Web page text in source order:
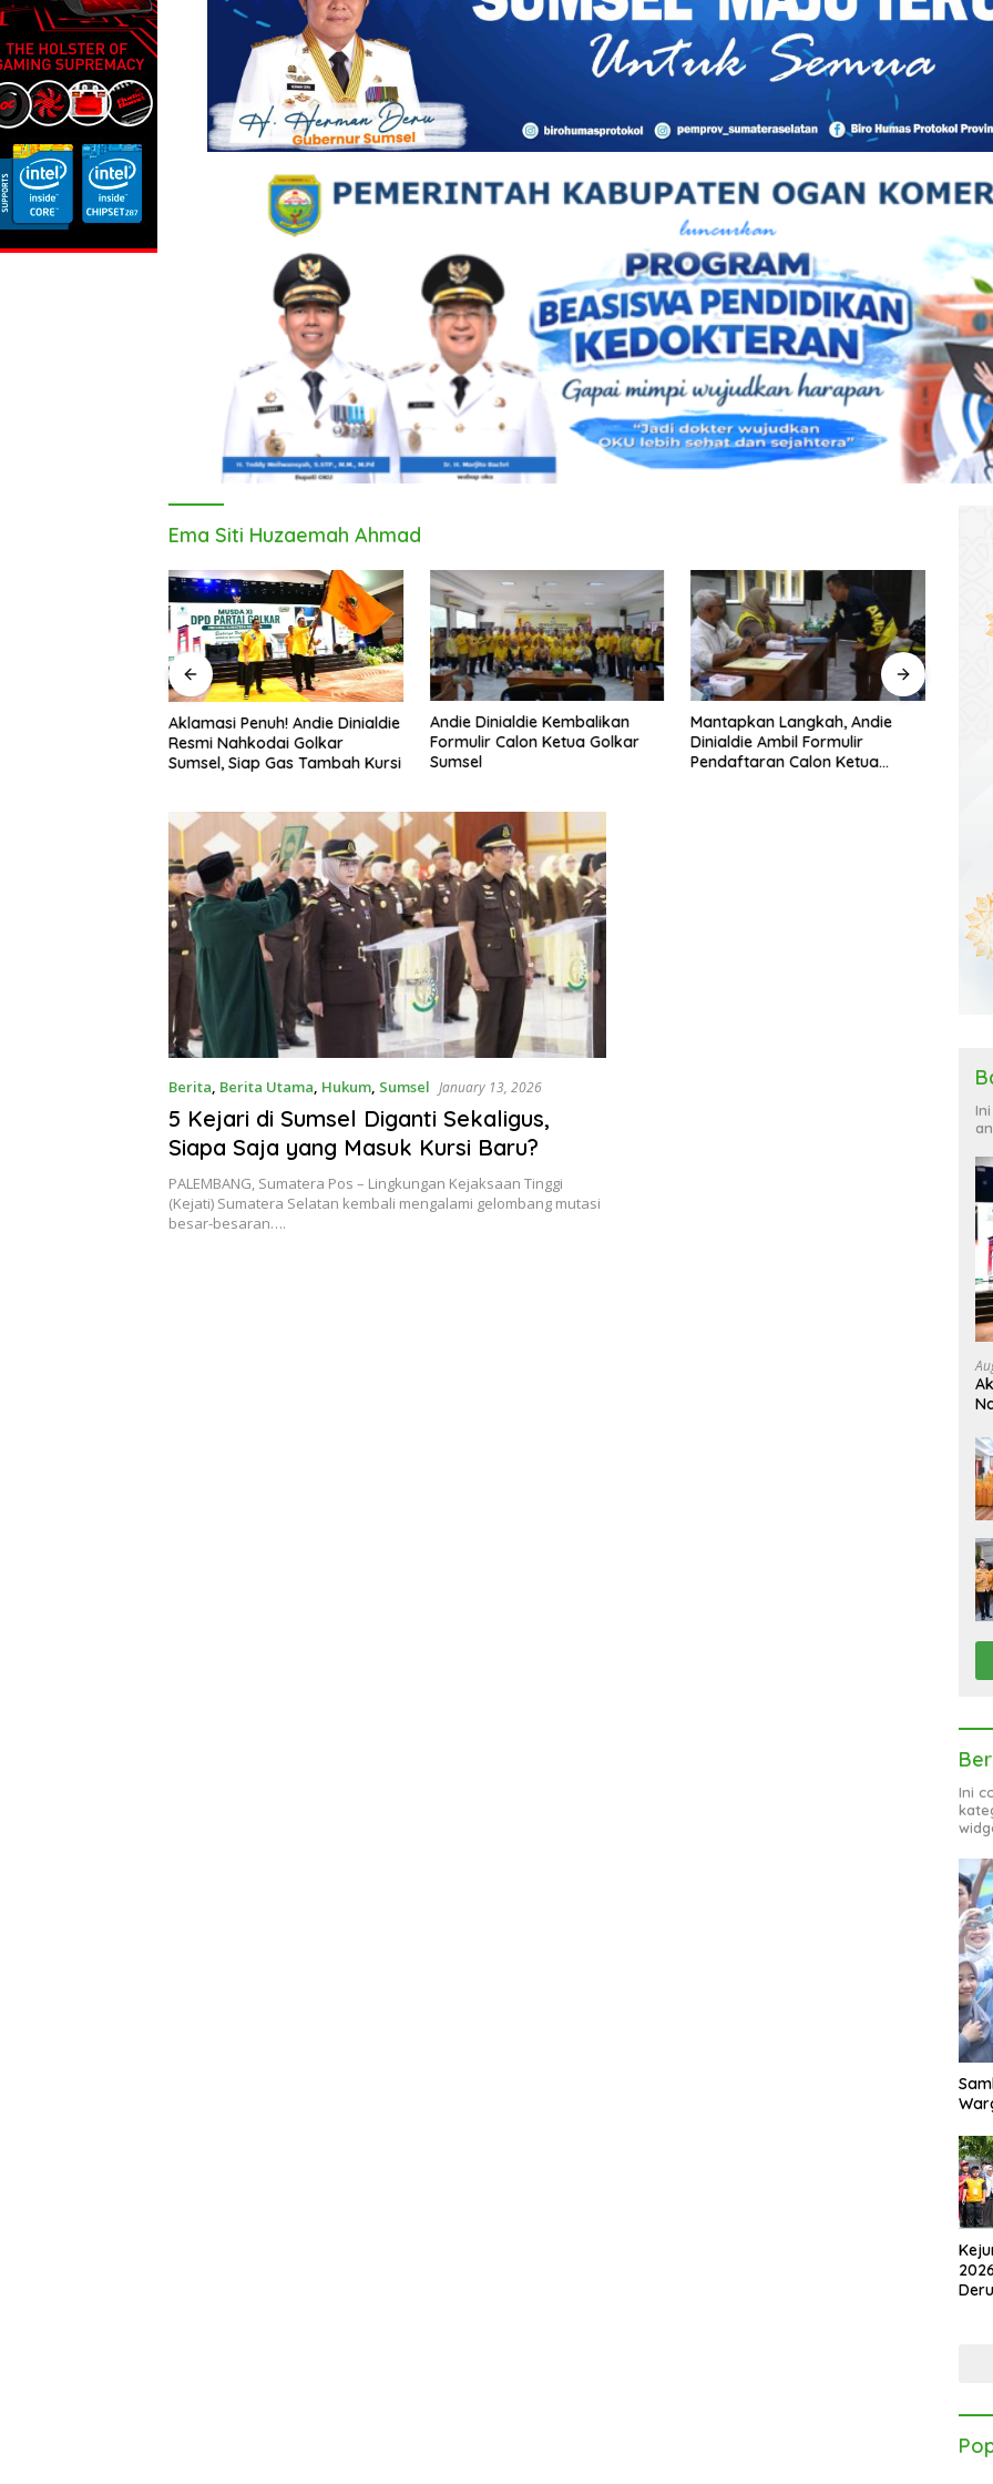
Ema Siti Huzaemah Ahmad
Aklamasi Penuh! Andie Dinialdie
Resmi Nahkodai Golkar
Sumsel, Siap Gas Tambah Kursi
Andie Dinialdie Kembalikan
Formulir Calon Ketua Golkar
Sumsel
Mantapkan Langkah, Andie
Dinialdie Ambil Formulir
Pendaftaran Calon Ketua
Berita, Berita Utama, Hukum, Sumsel January 13, 2026
5 Kejari di Sumsel Diganti Sekaligus,
Siapa Saja yang Masuk Kursi Baru?
PALEMBANG, Sumatera Pos – Lingkungan Kejaksaan Tinggi
(Kejati) Sumatera Selatan kembali mengalami gelombang mutasi
besar-besaran….
Ini